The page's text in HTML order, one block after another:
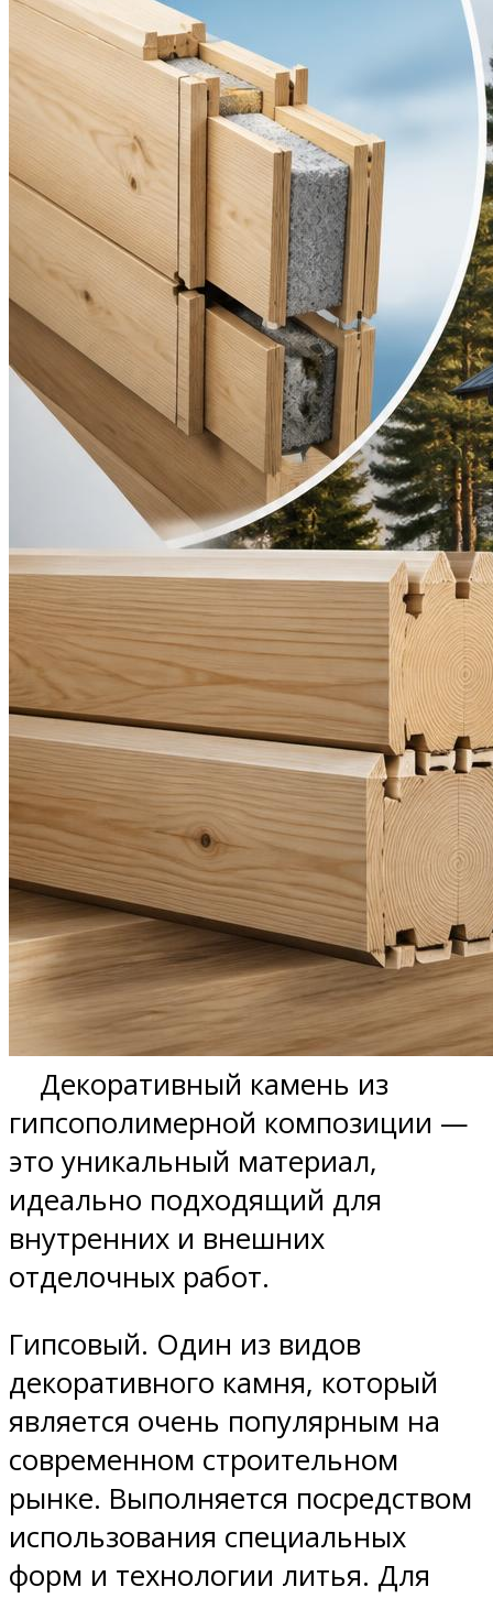
Декоративный камень из
гипсополимерной композиции —
это уникальный материал,
идеально подходящий для
внутренних и внешних
отделочных работ.
Гипсовый. Один из видов
декоративного камня, который
является очень популярным на
современном строительном
рынке. Выполняется посредством
использования специальных
форм и технологии литья. Для